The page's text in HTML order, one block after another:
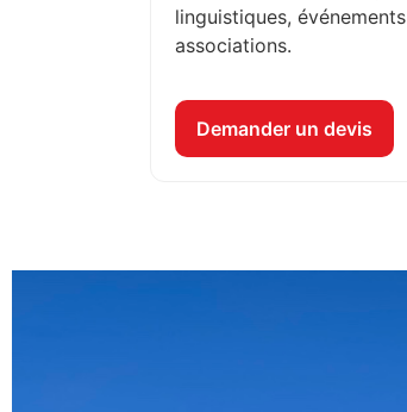
linguistiques,
associations.
Demander un devis